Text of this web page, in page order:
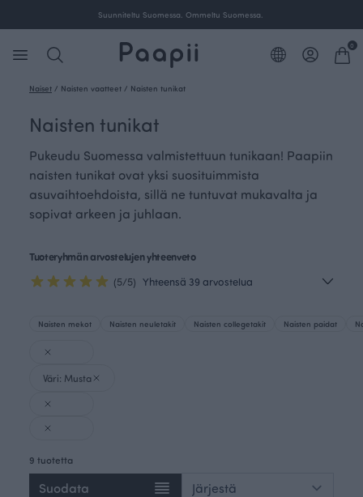
Suunniteltu Suomessa. Ommeltu Suomessa.
0
Naiset / Naisten vaatteet / Naisten tunikat
Naisten tunikat
Pukeudu Suomessa valmistettuun tunikaan! Paapiin
naisten tunikat ovat yksi suosituimmista
asuvaihtoehdoista, sillä ne tuntuvat mukavalta ja
sopivat arkeen ja juhlaan.
Tuoteryhmän arvostelujen yhteenveto
(5/5) Yhteensä 39 arvostelua
Naisten mekot Naisten neuletakit Naisten collegetakit Naisten paidat
Väri: Musta
9 tuotetta
Suodata